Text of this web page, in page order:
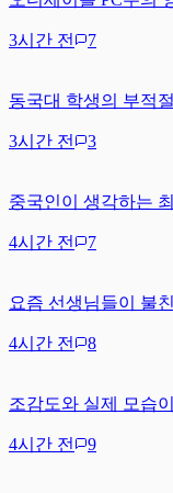
3시간 전 7
동국대 학생의 부적
3시간 전 3
중국인이 생각하는
4시간 전 7
요즘 선생님들이 불
4시간 전 8
조감도와 실제 모습
4시간 전 9